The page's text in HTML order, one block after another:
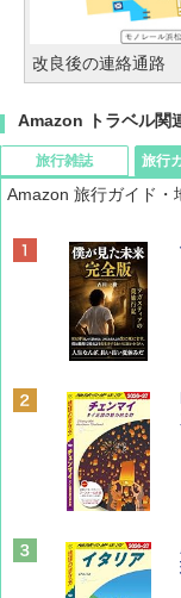
改良後の連絡通路
Amazon トラベル関
旅行雑誌 旅行
Amazon 旅行ガイド・